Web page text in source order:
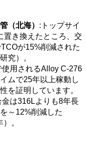
（北海） :トップサイ
置き換えたところ、交
が15%削減された
究）。
使用されるAlloy C-276
ムで25年以上稼動し
を証明しています。
金は316Lよりも8年長
～12%削減した
。